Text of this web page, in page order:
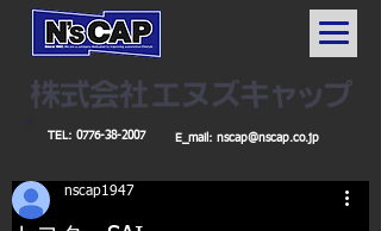
TEL: 0776-38-2007 E_mail: nscap@nscap.co.jp
nscap1947